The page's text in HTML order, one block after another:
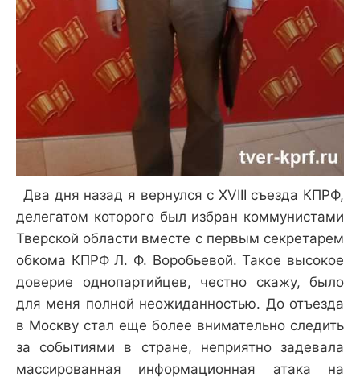
Два дня назад я вернулся с XVIII съезда КПРФ,
делегатом которого был избран коммунистами
Тверской области вместе с первым секретарем
обкома КПРФ Л. Ф. Воробьевой. Такое высокое
доверие однопартийцев, честно скажу, было
для меня полной неожиданностью. До отъезда
в Москву стал еще более внимательно следить
за событиями в стране, неприятно задевала
массированная информационная атака на